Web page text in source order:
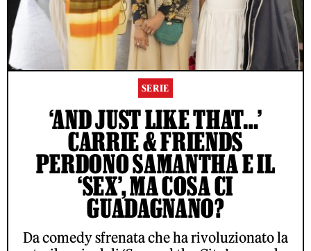
SERIE
‘AND JUST LIKE THAT…’
CARRIE & FRIENDS
PERDONO SAMANTHA E IL
‘SEX’, MA COSA CI
GUADAGNANO?
Da comedy sfrenata che ha rivoluzionato la